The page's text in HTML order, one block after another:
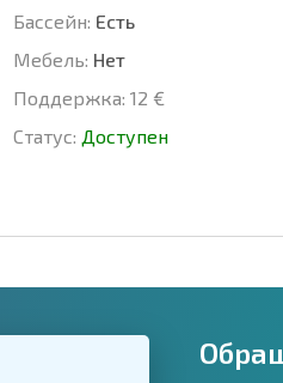
Басcейн: Есть
Мебель: Нет
Поддержка: 12 €
Статус: Доступен